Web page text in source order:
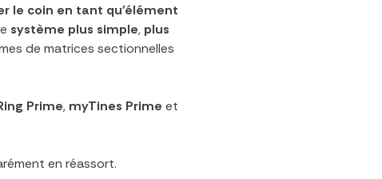
le coin en tant qu'élément
système plus simple, plus
de matrices sectionnelles
Prime, myTines Prime et
en réassort.